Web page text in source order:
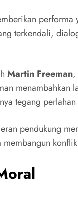
terkendali,
Martin Freeman,
tegang
pendukung